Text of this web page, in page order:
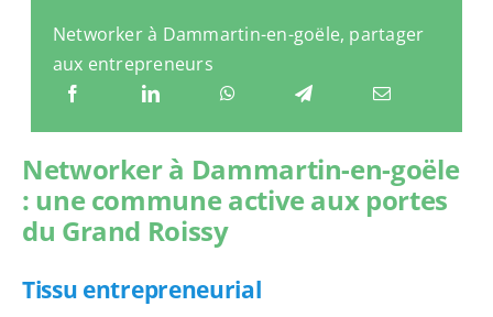
Networker à Dammartin-en-goële, partager
aux entrepreneurs
Networker à Dammartin-en-goële
: une commune active aux portes
du Grand Roissy
Tissu entrepreneurial